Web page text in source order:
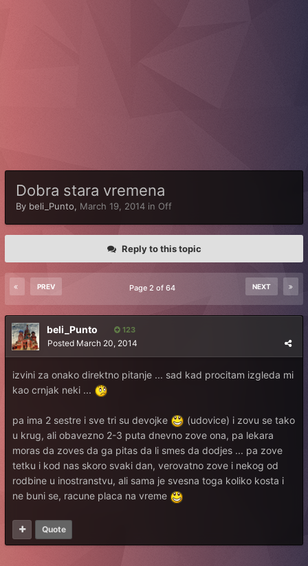
Dobra stara vremena
By beli_Punto, March 19, 2014 in Off
Reply to this topic
PREV NEXT
Page 2 of 64
beli_Punto 123
Posted March 20, 2014
izvini za onako direktno pitanje ... sad kad procitam izgleda mi
kao crnjak neki ...
pa ima 2 sestre i sve tri su devojke
(udovice) i zovu se tako
u krug, ali obavezno 2-3 puta dnevno zove ona, pa lekara
moras da zoves da ga pitas da li smes da dodjes ... pa zove
tetku i kod nas skoro svaki dan, verovatno zove i nekog od
rodbine u inostranstvu, ali sama je svesna toga koliko kosta i
ne buni se, racune placa na vreme
Quote